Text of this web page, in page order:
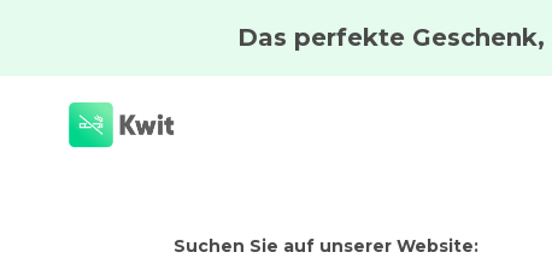
Suchen Sie auf unserer Website: